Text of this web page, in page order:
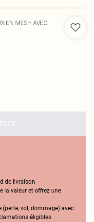
EN MESH AVEC
de livraison
la valeur et offrez une
vol, dommage) avec
éligibles